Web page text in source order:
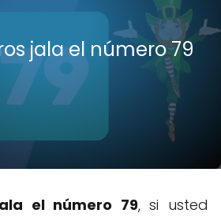
jala el número 79
el número 79, si usted